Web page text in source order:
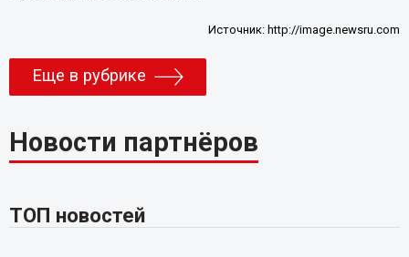
Источник:http://image.newsru.com
Еще в рубрике
Новости партнёров
ТОП новостей